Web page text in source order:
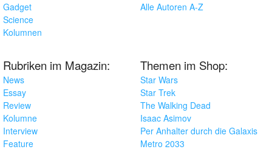
Gadget
Science
Kolumnen
Alle Autoren A-Z
Rubriken im Magazin:
News
Essay
Review
Kolumne
Interview
Feature
Themen im Shop:
Star Wars
Star Trek
The Walking Dead
Isaac Asimov
Per Anhalter durch die Galaxis
Metro 2033